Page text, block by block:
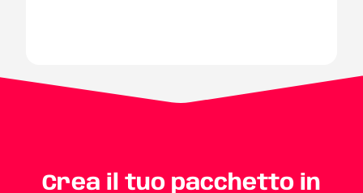
Crea il tuo pacchetto in